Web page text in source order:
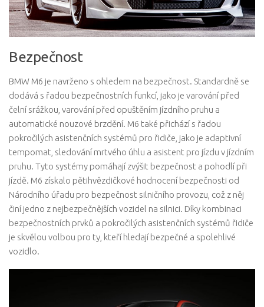
Bezpečnost
BMW M6 je navrženo s ohledem na bezpečnost. Standardně se
dodává s řadou bezpečnostních funkcí, jako je varování před
čelní srážkou, varování před opuštěním jízdního pruhu a
automatické nouzové brzdění. M6 také přichází s řadou
pokročilých asistenčních systémů pro řidiče, jako je adaptivní
tempomat, sledování mrtvého úhlu a asistent pro jízdu v jízdním
pruhu. Tyto systémy pomáhají zvýšit bezpečnost a pohodlí při
jízdě. M6 získalo pětihvězdičkové hodnocení bezpečnosti od
Národního úřadu pro bezpečnost silničního provozu, což z něj
činí jedno z nejbezpečnějších vozidel na silnici. Díky kombinaci
bezpečnostních prvků a pokročilých asistenčních systémů řidiče
je skvělou volbou pro ty, kteří hledají bezpečné a spolehlivé
vozidlo.